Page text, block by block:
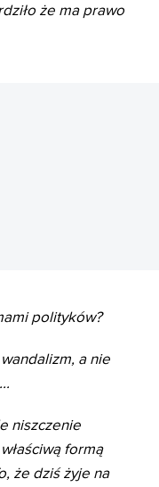
że ma prawo
polityków?
a nie
niszczenie
formą
że dziś żyje na